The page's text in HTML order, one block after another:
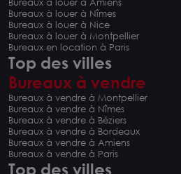
Bureaux à louer à Nîmes
Bureaux à louer à Nice
Bureaux à louer à Montpellier
Bureaux en location à Paris
Top des villes
Bureaux à vendre
Bureaux à vendre à Montpellier
Bureaux à vendre à Nîmes
Bureaux à vendre à Béziers
Bureaux à vendre à Bordeaux
Bureaux à vendre à Amiens
Bureaux à vendre à Paris
Top des villes